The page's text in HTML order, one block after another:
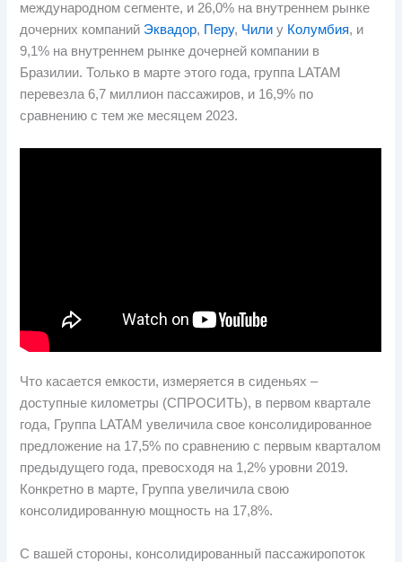
международном сегменте, и 26,0% на внутреннем рынке
дочерних компаний Эквадор, Перу, Чили у Колумбия, и
9,1% на внутреннем рынке дочерней компании в
Бразилии. Только в марте этого года, группа LATAM
перевезла 6,7 миллион пассажиров, и 16,9% по
сравнению с тем же месяцем 2023.
Что касается емкости, измеряется в сиденьях –
доступные километры (СПРОСИТЬ), в первом квартале
года, Группа LATAM увеличила свое консолидированное
предложение на 17,5% по сравнению с первым кварталом
предыдущего года, превосходя на 1,2% уровни 2019.
Конкретно в марте, Группа увеличила свою
консолидированную мощность на 17,8%.
С вашей стороны, консолидированный пассажиропоток